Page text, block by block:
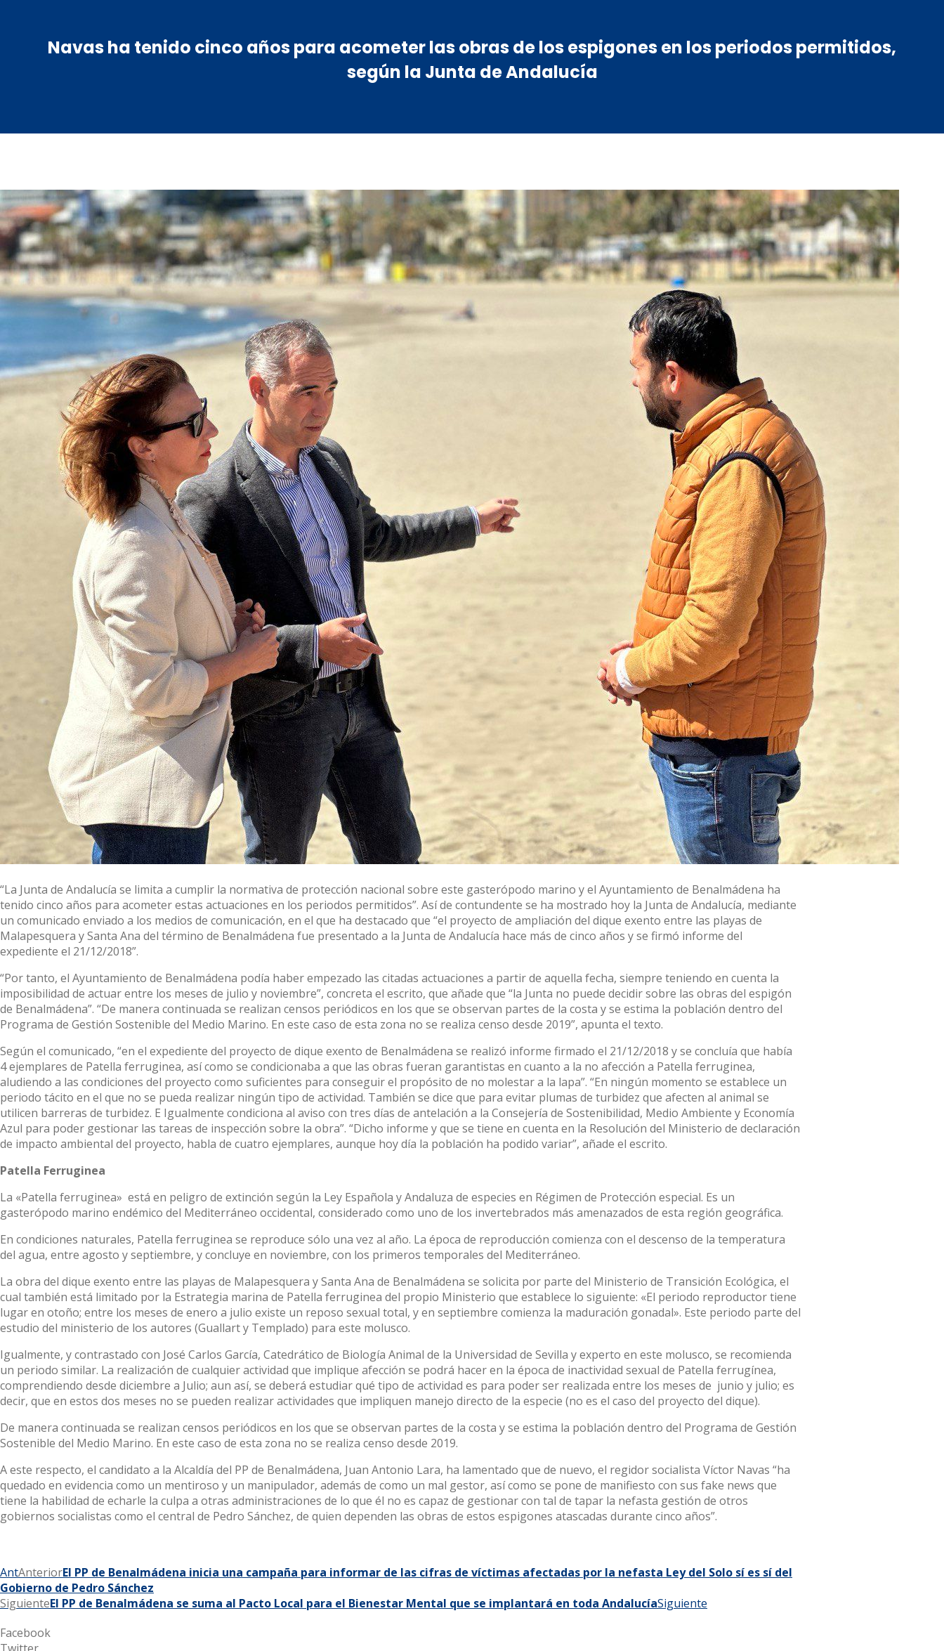
Navas ha tenido cinco años para acometer las obras de los espigones en los periodos permitidos,
según la Junta de Andalucía
“La Junta de Andalucía se limita a cumplir la normativa de protección nacional sobre este gasterópodo marino y el Ayuntamiento de Benalmádena ha
tenido cinco años para acometer estas actuaciones en los periodos permitidos”. Así de contundente se ha mostrado hoy la Junta de Andalucía, mediante
un comunicado enviado a los medios de comunicación, en el que ha destacado que “el proyecto de ampliación del dique exento entre las playas de
Malapesquera y Santa Ana del término de Benalmádena fue presentado a la Junta de Andalucía hace más de cinco años y se firmó informe del
expediente el 21/12/2018”.
“Por tanto, el Ayuntamiento de Benalmádena podía haber empezado las citadas actuaciones a partir de aquella fecha, siempre teniendo en cuenta la
imposibilidad de actuar entre los meses de julio y noviembre”, concreta el escrito, que añade que “la Junta no puede decidir sobre las obras del espigón
de Benalmádena”. “De manera continuada se realizan censos periódicos en los que se observan partes de la costa y se estima la población dentro del
Programa de Gestión Sostenible del Medio Marino. En este caso de esta zona no se realiza censo desde 2019”, apunta el texto.
Según el comunicado, “en el expediente del proyecto de dique exento de Benalmádena se realizó informe firmado el 21/12/2018 y se concluía que había
4 ejemplares de Patella ferruginea, así como se condicionaba a que las obras fueran garantistas en cuanto a la no afección a Patella ferruginea,
aludiendo a las condiciones del proyecto como suficientes para conseguir el propósito de no molestar a la lapa”. “En ningún momento se establece un
periodo tácito en el que no se pueda realizar ningún tipo de actividad. También se dice que para evitar plumas de turbidez que afecten al animal se
utilicen barreras de turbidez. E Igualmente condiciona al aviso con tres días de antelación a la Consejería de Sostenibilidad, Medio Ambiente y Economía
Azul para poder gestionar las tareas de inspección sobre la obra”. “Dicho informe y que se tiene en cuenta en la Resolución del Ministerio de declaración
de impacto ambiental del proyecto, habla de cuatro ejemplares, aunque hoy día la población ha podido variar”, añade el escrito.
Patella Ferruginea
La «Patella ferruginea» está en peligro de extinción según la Ley Española y Andaluza de especies en Régimen de Protección especial. Es un
gasterópodo marino endémico del Mediterráneo occidental, considerado como uno de los invertebrados más amenazados de esta región geográfica.
En condiciones naturales, Patella ferruginea se reproduce sólo una vez al año. La época de reproducción comienza con el descenso de la temperatura
del agua, entre agosto y septiembre, y concluye en noviembre, con los primeros temporales del Mediterráneo.
La obra del dique exento entre las playas de Malapesquera y Santa Ana de Benalmádena se solicita por parte del Ministerio de Transición Ecológica, el
cual también está limitado por la Estrategia marina de Patella ferruginea del propio Ministerio que establece lo siguiente: «El periodo reproductor tiene
lugar en otoño; entre los meses de enero a julio existe un reposo sexual total, y en septiembre comienza la maduración gonadal». Este periodo parte del
estudio del ministerio de los autores (Guallart y Templado) para este molusco.
Igualmente, y contrastado con José Carlos García, Catedrático de Biología Animal de la Universidad de Sevilla y experto en este molusco, se recomienda
un periodo similar. La realización de cualquier actividad que implique afección se podrá hacer en la época de inactividad sexual de Patella ferrugínea,
comprendiendo desde diciembre a Julio; aun así, se deberá estudiar qué tipo de actividad es para poder ser realizada entre los meses de junio y julio; es
decir, que en estos dos meses no se pueden realizar actividades que impliquen manejo directo de la especie (no es el caso del proyecto del dique).
De manera continuada se realizan censos periódicos en los que se observan partes de la costa y se estima la población dentro del Programa de Gestión
Sostenible del Medio Marino. En este caso de esta zona no se realiza censo desde 2019.
A este respecto, el candidato a la Alcaldía del PP de Benalmádena, Juan Antonio Lara, ha lamentado que de nuevo, el regidor socialista Víctor Navas “ha
quedado en evidencia como un mentiroso y un manipulador, además de como un mal gestor, así como se pone de manifiesto con sus fake news que
tiene la habilidad de echarle la culpa a otras administraciones de lo que él no es capaz de gestionar con tal de tapar la nefasta gestión de otros
gobiernos socialistas como el central de Pedro Sánchez, de quien dependen las obras de estos espigones atascadas durante cinco años”.
AntAnteriorEl PP de Benalmádena inicia una campaña para informar de las cifras de víctimas afectadas por la nefasta Ley del Solo sí es sí del
Gobierno de Pedro Sánchez
SiguienteEl PP de Benalmádena se suma al Pacto Local para el Bienestar Mental que se implantará en toda AndalucíaSiguiente
Facebook